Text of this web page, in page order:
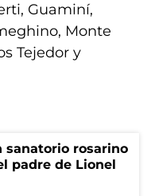
Guaminí,
Monte
Tejedor y
sanatorio rosarino
padre de Lionel